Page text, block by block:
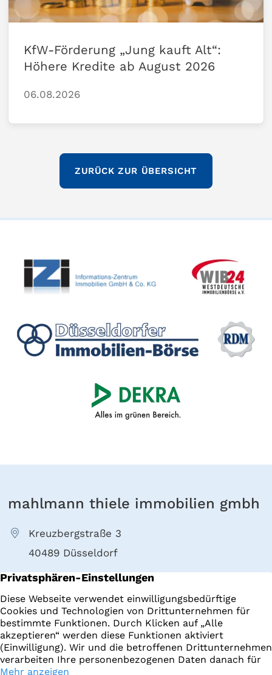
KfW-Förderung „Jung kauft Alt“:
Höhere Kredite ab August 2026
06.08.2026
ZURÜCK ZUR ÜBERSICHT
mahlmann thiele immobilien gmbh
Kreuzbergstraße 3
40489 Düsseldorf
+49 211 4022000
E-Mail senden
Immobilien Impressum
Startseite Datenschutz